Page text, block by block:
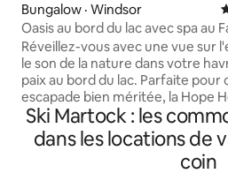
Bungalow · Windsor
Oasis au bord du lac avec spa au
Lake Resort
Réveillez-vous avec une vue sur
le son de la nature dans votre
paix au bord du lac. Parfaite pour
escapade bien méritée, la Hope
offre un refuge rural avec tout
faut pour vous détendre et vous
ressourcer. Mettez votre kayak à l'eau
sur votre propre plage, visitez des
Ski Martock : les
dans les locations de
coin